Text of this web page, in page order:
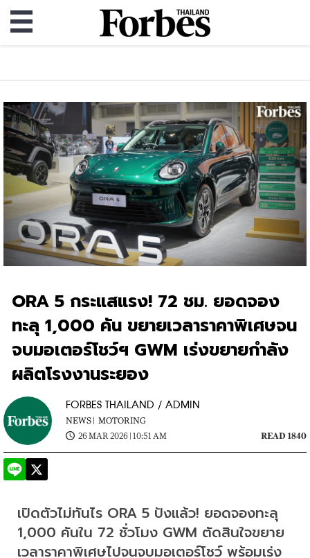
ORA 5 กระแสแรง! 72 ชม. ยอดจอง
ทะลุ 1,000 คัน ขยายเวลาราคาพิเศษจน
จบมอเตอร์โชว์ฯ GWM เร่งขยายกำลัง
ผลิตโรงงานระยอง
FORBES THAILAND / ADMIN
NEWS | MOTORING
26 MAR 2026 | 10:51 AM
READ 1840
เปิดตัวไม่ทันไร ORA 5 ปังแล้ว! ยอดจองทะลุ
1,000 คันใน 72 ชั่วโมง GWM ตัดสินใจขยาย
เวลาราคาพิเศษไปจนจบมอเตอร์โชว์ พร้อมเร่ง